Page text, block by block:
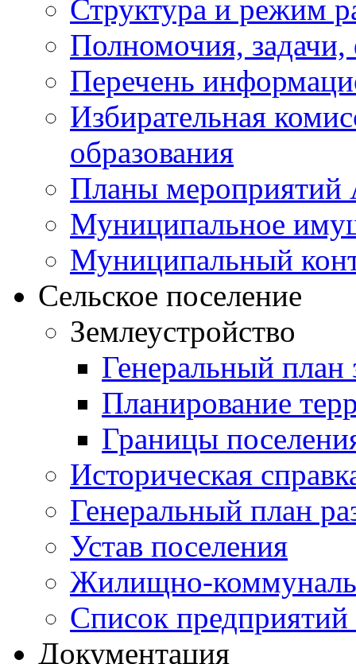
Структура и режим
Полномочия,
Перечень
Избирательная
образования
Планы мероприятий
Муниципальное
Муниципальный
Сельское поселение
Землеустройство
Генеральный план
Планирование
Границы
Историческая
Генеральный план
Устав поселения
Жилищно-
Список предприятий
Документация